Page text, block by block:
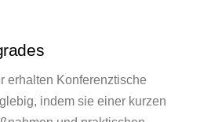
erhalten Konferenztische
indem sie einer kurzen